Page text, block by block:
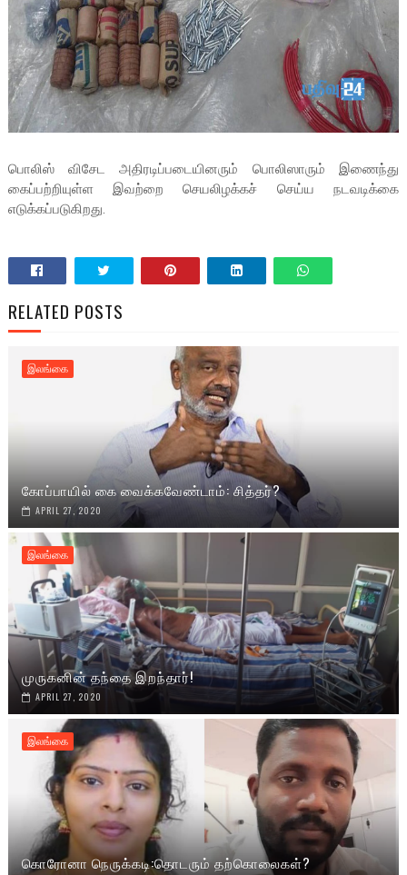
பொலிஸ் விசேட அதிரடிப்படையினரும் பொலிஸாரும் இணைந்து
கைப்பற்றியுள்ள இவற்றை செயலிழக்கச் செய்ய நடவடிக்கை
எடுக்கப்படுகிறது.
RELATED POSTS
இலங்கை
கோப்பாயில் கை வைக்கவேண்டாம்: சித்தர்?
APRIL 27, 2020
இலங்கை
முருகனின் தந்தை இறந்தார்!
APRIL 27, 2020
இலங்கை
கொரோனா நெருக்கடி:தொடரும் தற்கொலைகள்?